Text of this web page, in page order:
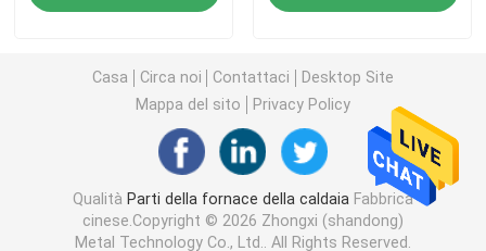
Schermi del tubo di caldaia
Ugello d'aria della caldaia
Griglia a catena Antivari
Casa Circa noi Contattaci
Desktop Site
Mappa del sito
Privacy Policy
Qualità Parti della fornace della caldaia Fabbrica
cinese.Copyright © 2026 Zhongxi (shandong)
Metal Technology Co., Ltd.. All Rights Reserved.